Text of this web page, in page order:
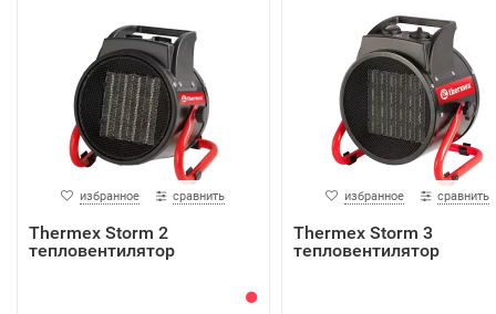
избранное сравнить
Тhermex Storm 2
тепловентилятор
избранное сравнить
Тhermex Storm 3
тепловентилятор